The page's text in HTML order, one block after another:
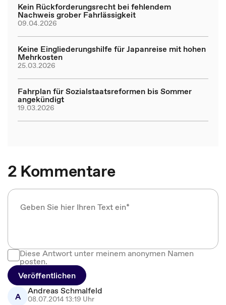
Kein Rückforderungsrecht bei fehlendem
Nachweis grober Fahrlässigkeit
09.04.2026
Keine Eingliederungshilfe für Japanreise mit hohen
Mehrkosten
25.03.2026
Fahrplan für Sozialstaatsreformen bis Sommer
angekündigt
19.03.2026
2 Kommentare
Diese Antwort unter meinem anonymen Namen
posten.
Veröffentlichen
A
Andreas Schmalfeld
08.07.2014 13:19 Uhr